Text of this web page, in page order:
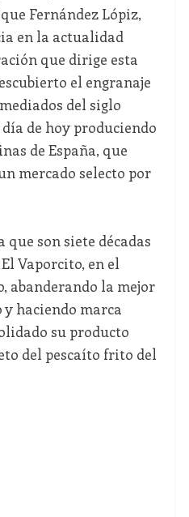
Fernández Lópiz,
en la actualidad
que dirige esta
el engranaje
del siglo
de hoy produciendo
de España, que
mercado selecto por
son siete décadas
Vaporcito, en el
abanderando la mejor
haciendo marca
su producto
del pescaíto frito del